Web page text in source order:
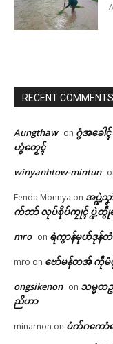
RECENT COMMENTS
Aungthaw on ဂွံအခေါ
ဟွံတၟေၚ်
winyanhtow-mintun
Eenda Monnya on အပ္ဍဲ
က်ဘာ် လုပ်စိုပ်ကၠုၚ် ပ္ဍဲတွဵုရ
mro on ရဲကွာန်မုဟ်ဒုန်
mro on ဗော်မန်တအ် ကဵု
ongsikenon on သမ္မ
ညိဟာ
minarnon on ပံက်ဂကောံကၠ